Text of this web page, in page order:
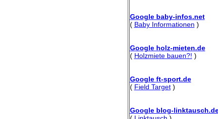
Google baby-infos.net
( Baby Informationen )
Google holz-mieten.de
( Holzmiete bauen?! )
Google ft-sport.de
( Field Target)
Google blog-